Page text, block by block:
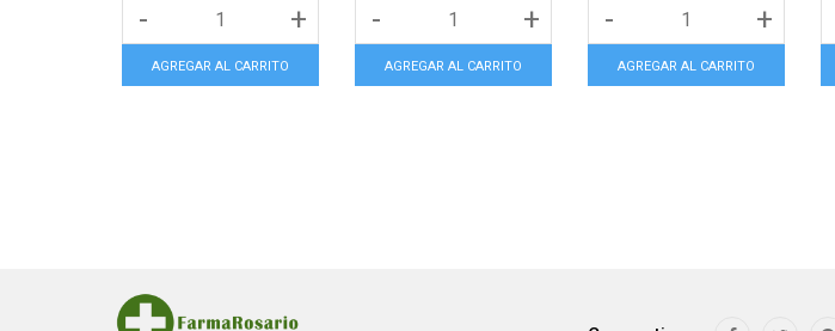
- +
AGREGAR AL CARRITO
- +
AGREGAR AL CARRITO
- +
AGREGAR AL CARRITO